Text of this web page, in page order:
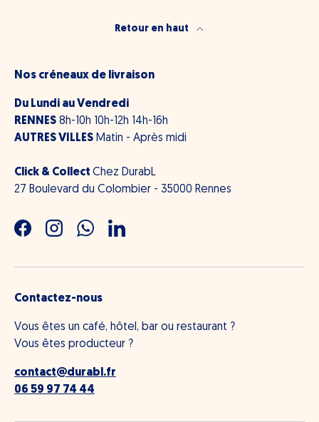
Retour en haut
Nos créneaux de livraison
Du Lundi au Vendredi
RENNES 8h-10h 10h-12h 14h-16h
AUTRES VILLES Matin - Après midi
Click & Collect Chez DurabL
27 Boulevard du Colombier - 35000 Rennes
FacebookInstagramWhatsAppLinkedIn
Contactez-nous
Vous êtes un café, hôtel, bar ou restaurant ?
Vous êtes producteur ?
contact@durabl.fr
06 59 97 74 44